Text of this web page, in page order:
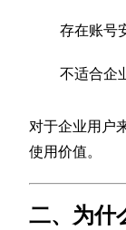
存在账号
不适合企
对于企业用户
使用价值。
二、为什